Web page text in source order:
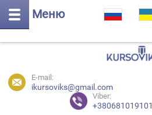
Меню
E-mail:
ikursoviks@gmail.com
Viber:
+380681019101